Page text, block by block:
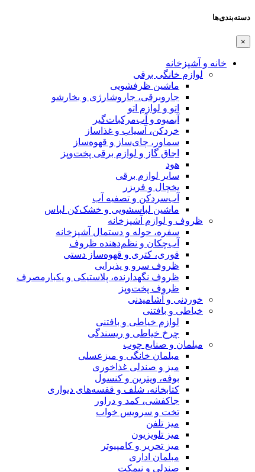
دسته‌بندی‌ها
×
خانه و آشپزخانه
لوازم خانگی برقی
ماشین ظرفشویی
جاروبرقی، جاروشارژی و بخارشو
اتو و لوازم اتو
آبمیوه و آب‌مرکبات‌گیر
خردکن، آسیاب و غذاساز
سماور، چای‌ساز و قهوه‌ساز
اجاق گاز و لوازم برقی پخت‌وپز
هود
سایر لوازم برقی
یخچال و فریزر
آب‌سردکن و تصفیه آب
ماشین لباسشویی و خشک‌کن لباس
ظروف و لوازم آشپزخانه
سفره، حوله و دستمال آشپزخانه
آب‌چکان و نظم‌دهنده ظروف
قوری، کتری و قهوه‌ساز دستی
ظروف سرو و پذیرایی
ظروف نگهدارنده، پلاستیکی و یکبارمصرف
ظروف پخت‌وپز
خوردنی و آشامیدنی
خیاطی و بافتنی
لوازم خیاطی و بافتنی
چرخ خیاطی و ریسندگی
مبلمان و صنایع چوب
مبلمان خانگی و میزعسلی
میز و صندلی غذاخوری
بوفه، ویترین و کنسول
کتابخانه، شلف و قفسه‌های دیواری
جاکفشی، کمد و دراور
تخت و سرویس خواب
میز تلفن
میز تلویزیون
میز تحریر و کامپیوتر
مبلمان اداری
صندلی و نیمکت